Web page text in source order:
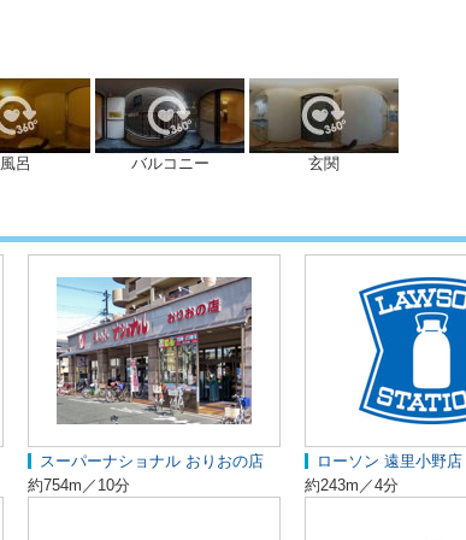
風呂 バルコニー 玄関
スーパーナショナル おりおの店
約754m／10分
ローソン 遠里小野店
約243m／4分